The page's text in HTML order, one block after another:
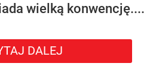
wielką konwencję....
DALEJ